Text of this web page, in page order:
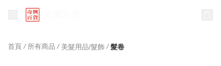
首頁 / 所有商品 / 美髮用品/髮飾 / 髮卷